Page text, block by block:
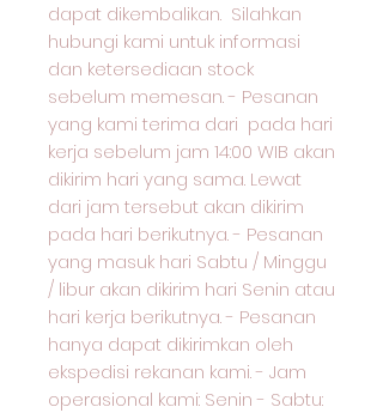
dapat dikembalikan. Silahkan
hubungi kami untuk informasi
dan ketersediaan stock
sebelum memesan. - Pesanan
yang kami terima dari pada hari
kerja sebelum jam 14:00 WIB akan
dikirim hari yang sama. Lewat
dari jam tersebut akan dikirim
pada hari berikutnya. - Pesanan
yang masuk hari Sabtu / Minggu
/ libur akan dikirim hari Senin atau
hari kerja berikutnya. - Pesanan
hanya dapat dikirimkan oleh
ekspedisi rekanan kami. - Jam
operasional kami: Senin - Sabtu: